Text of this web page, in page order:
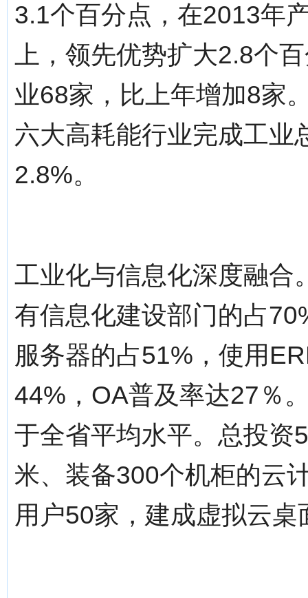
3.1个百分点，在2013年
上，领先优势扩大2.8个
业68家，比上年增加8家
六大高耗能行业完成工业
2.8%。
工业化与信息化深度融合
有信息化建设部门的占
服务器的占51%，使用
44%，OA普及率达27％
于全省平均水平。总投资
米、装备300个机柜的云
用户50家，建成虚拟云